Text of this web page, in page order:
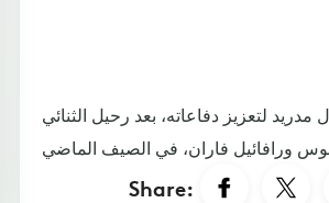
لتعزيز دفاعاته، بعد رحيل الثنائي
Share: